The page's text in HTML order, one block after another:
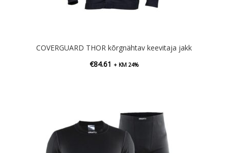
COVERGUARD THOR kõrgnähtav keevitaja jakk
€84.61 + KM 24%